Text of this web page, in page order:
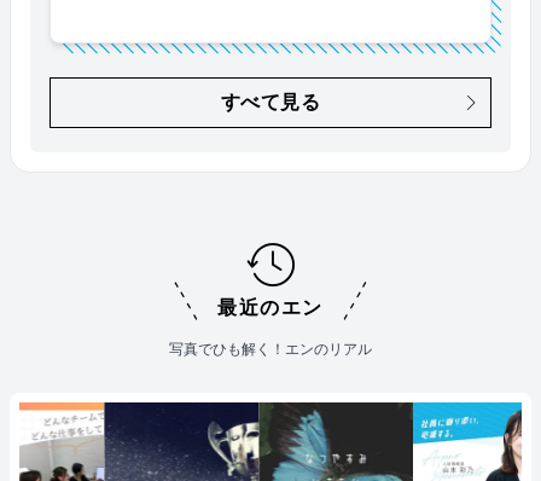
すべて見る
最近のエン
写真でひも解く！エンのリアル